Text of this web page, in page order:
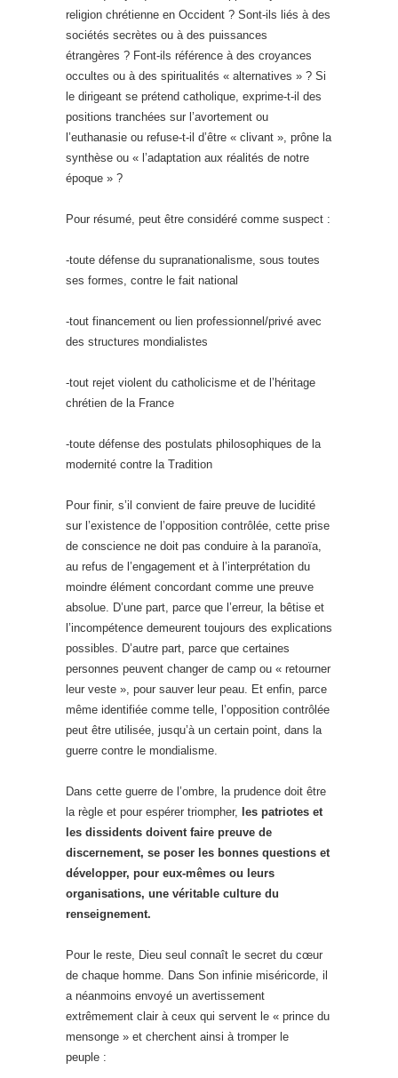
religion chrétienne en Occident ? Sont-ils liés à des
sociétés secrètes ou à des puissances
étrangères ? Font-ils référence à des croyances
occultes ou à des spiritualités « alternatives » ? Si
le dirigeant se prétend catholique, exprime-t-il des
positions tranchées sur l’avortement ou
l’euthanasie ou refuse-t-il d’être « clivant », prône la
synthèse ou « l’adaptation aux réalités de notre
époque » ?
Pour résumé, peut être considéré comme suspect :
-toute défense du supranationalisme, sous toutes
ses formes, contre le fait national
-tout financement ou lien professionnel/privé avec
des structures mondialistes
-tout rejet violent du catholicisme et de l’héritage
chrétien de la France
-toute défense des postulats philosophiques de la
modernité contre la Tradition
Pour finir, s’il convient de faire preuve de lucidité
sur l’existence de l’opposition contrôlée, cette prise
de conscience ne doit pas conduire à la paranoïa,
au refus de l’engagement et à l’interprétation du
moindre élément concordant comme une preuve
absolue. D’une part, parce que l’erreur, la bêtise et
l’incompétence demeurent toujours des explications
possibles. D’autre part, parce que certaines
personnes peuvent changer de camp ou « retourner
leur veste », pour sauver leur peau. Et enfin, parce
même identifiée comme telle, l’opposition contrôlée
peut être utilisée, jusqu’à un certain point, dans la
guerre contre le mondialisme.
Dans cette guerre de l’ombre, la prudence doit être
la règle et pour espérer triompher, les patriotes et
les dissidents doivent faire preuve de
discernement, se poser les bonnes questions et
développer, pour eux-mêmes ou leurs
organisations, une véritable culture du
renseignement.
Pour le reste, Dieu seul connaît le secret du cœur
de chaque homme. Dans Son infinie miséricorde, il
a néanmoins envoyé un avertissement
extrêmement clair à ceux qui servent le « prince du
mensonge » et cherchent ainsi à tromper le
peuple :